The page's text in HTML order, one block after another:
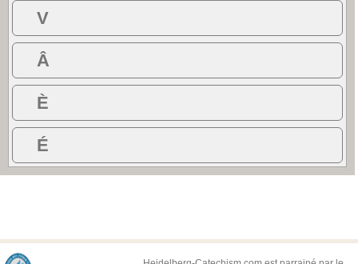
V
Â
È
É